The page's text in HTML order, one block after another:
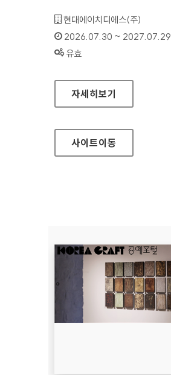
기관명 :
현대에이치디에스(주)
인증기간 :
2026.07.30 ~ 2027.07.29
상태 :
유효
현대HDS
자세히보기
사이트이동